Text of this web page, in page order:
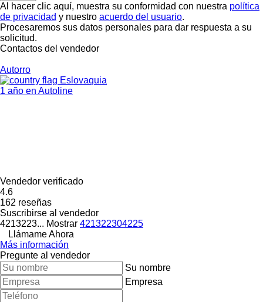
Al hacer clic aquí, muestra su conformidad con nuestra política
de privacidad y nuestro acuerdo del usuario.
Procesaremos sus datos personales para dar respuesta a su
solicitud.
Contactos del vendedor
Autorro
Eslovaquia
1 año en Autoline
Vendedor verificado
4.6
162 reseñas
Suscribirse al vendedor
4213223... Mostrar 421322304225
Llámame Ahora
Más información
Pregunte al vendedor
Su nombre
Empresa